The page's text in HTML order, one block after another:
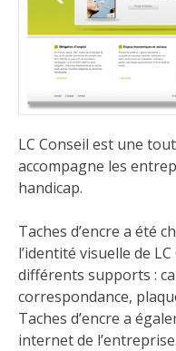
LC Conseil est une
accompagne les
handicap.
Taches d’encre a été
l’identité visuelle de
différents supports :
correspondance,
Taches d’encre a
internetde l’entreprise.